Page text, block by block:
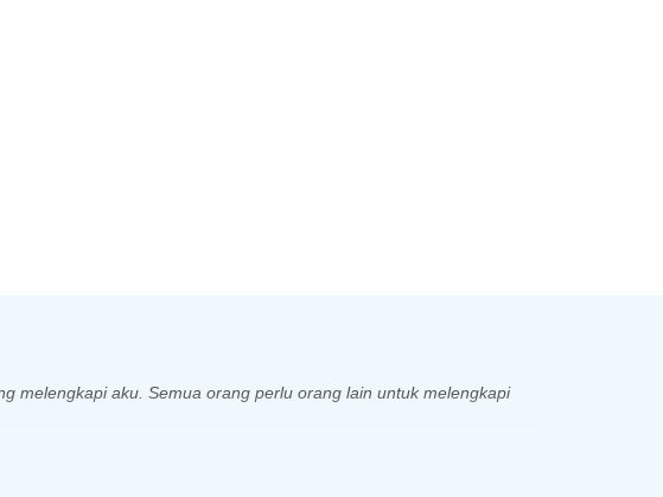
melengkapi aku. Semua orang perlu orang lain untuk melengkapi